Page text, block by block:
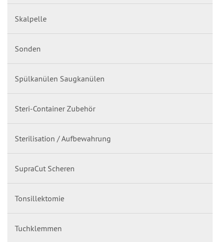
Skalpelle
Sonden
Spülkanülen Saugkanülen
Steri-Container Zubehör
Sterilisation / Aufbewahrung
SupraCut Scheren
Tonsillektomie
Tuchklemmen